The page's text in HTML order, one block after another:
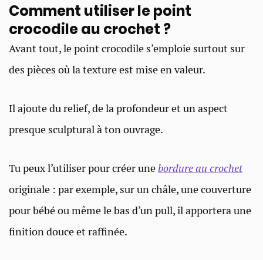
Comment utiliser le point
crocodile au crochet ?
Avant tout, le point crocodile s’emploie surtout sur
des pièces où la texture est mise en valeur.
Il ajoute du relief, de la profondeur et un aspect
presque sculptural à ton ouvrage.
Tu peux l’utiliser pour créer unebordure au crochet
originale : par exemple, sur un châle, une couverture
pour bébé ou même le bas d’un pull, il apportera une
finition douce et raffinée.